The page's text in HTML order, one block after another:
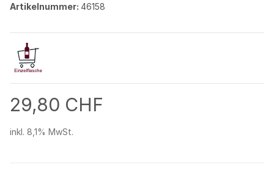
Artikelnummer: 46158
29,80 CHF
inkl. 8,1% MwSt.